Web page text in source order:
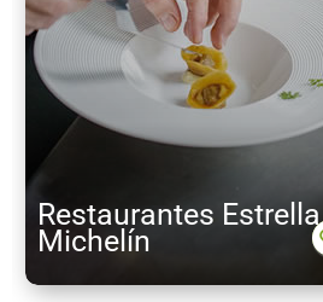
Restaurantes Estrella
Michelín